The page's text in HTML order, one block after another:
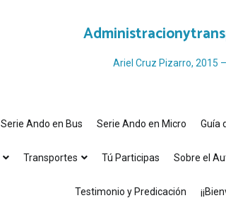
Ariel Cruz Pizarro, 2015
Serie Ando en Bus Serie Ando en Micro Guía
Transportes Tú Participas Sobre el
Testimonio y Predicación